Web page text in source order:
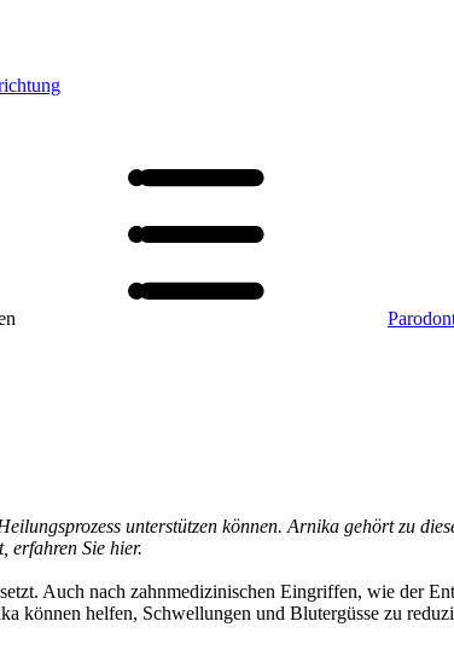
unterstützen können. Arnika gehört zu
erfahren Sie hier.
Auch nach zahnmedizinischen Eingriffen, wie der
können helfen, Schwellungen und Blutergüsse zu